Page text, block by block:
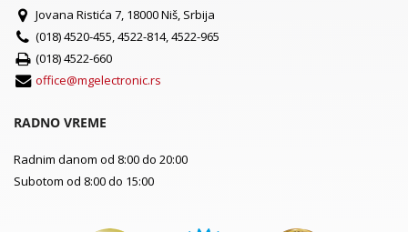
Jovana Ristića 7, 18000 Niš, Srbija
(018) 4520-455, 4522-814, 4522-965
(018) 4522-660
office@mgelectronic.rs
RADNO VREME
Radnim danom od 8:00 do 20:00
Subotom od 8:00 do 15:00